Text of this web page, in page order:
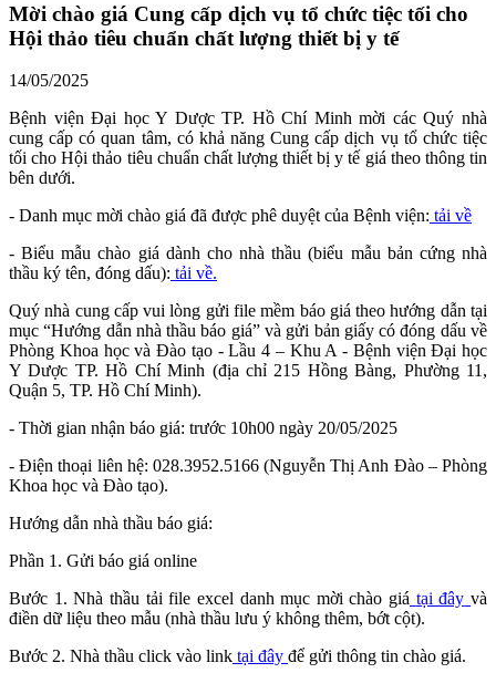
Mời chào giá Cung cấp dịch vụ tổ chức tiệc tối cho
Hội thảo tiêu chuẩn chất lượng thiết bị y tế
14/05/2025
Bệnh viện Đại học Y Dược TP. Hồ Chí Minh mời các Quý nhà
cung cấp có quan tâm, có khả năng Cung cấp dịch vụ tổ chức tiệc
tối cho Hội thảo tiêu chuẩn chất lượng thiết bị y tế giá theo thông tin
bên dưới.
- Danh mục mời chào giá đã được phê duyệt của Bệnh viện: tải về
- Biểu mẫu chào giá dành cho nhà thầu (biểu mẫu bản cứng nhà
thầu ký tên, đóng dấu): tải về.
Quý nhà cung cấp vui lòng gửi file mềm báo giá theo hướng dẫn tại
mục “Hướng dẫn nhà thầu báo giá” và gửi bản giấy có đóng dấu về
Phòng Khoa học và Đào tạo - Lầu 4 – Khu A - Bệnh viện Đại học
Y Dược TP. Hồ Chí Minh (địa chỉ 215 Hồng Bàng, Phường 11,
Quận 5, TP. Hồ Chí Minh).
- Thời gian nhận báo giá: trước 10h00 ngày 20/05/2025
- Điện thoại liên hệ: 028.3952.5166 (Nguyễn Thị Anh Đào – Phòng
Khoa học và Đào tạo).
Hướng dẫn nhà thầu báo giá:
Phần 1. Gửi báo giá online
Bước 1. Nhà thầu tải file excel danh mục mời chào giá tại đây và
điền dữ liệu theo mẫu (nhà thầu lưu ý không thêm, bớt cột).
Bước 2. Nhà thầu click vào link tại đây để gửi thông tin chào giá.